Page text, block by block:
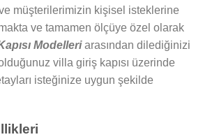
müşterilerimizin kişisel isteklerine
ve tamamen ölçüye özel olarak
Modelleriarasından dilediğinizi
villa giriş kapısı üzerinde
isteğinize uygun şekilde